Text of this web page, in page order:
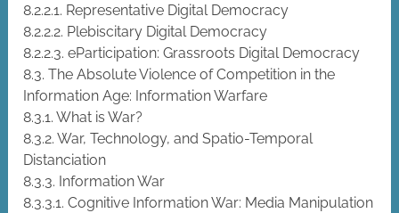
8.2.2.1. Representative Digital Democracy
8.2.2.2. Plebiscitary Digital Democracy
8.2.2.3. eParticipation: Grassroots Digital Democracy
8.3. The Absolute Violence of Competition in the
Information Age: Information Warfare
8.3.1. What is War?
8.3.2. War, Technology, and Spatio-Temporal
Distanciation
8.3.3. Information War
8.3.3.1. Cognitive Information War: Media Manipulation